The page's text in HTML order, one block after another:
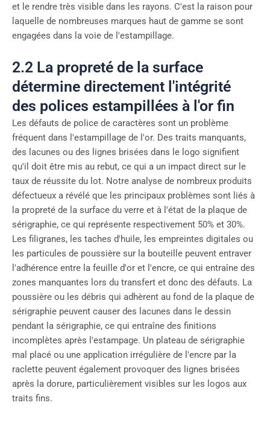
et le rendre très visible dans les rayons. C'est la raison pour
laquelle de nombreuses marques haut de gamme se sont
engagées dans la voie de l'estampillage.
2.2 La propreté de la surface
détermine directement l'intégrité
des polices estampillées à l'or fin
Les défauts de police de caractères sont un problème
fréquent dans l'estampillage de l'or. Des traits manquants,
des lacunes ou des lignes brisées dans le logo signifient
qu'il doit être mis au rebut, ce qui a un impact direct sur le
taux de réussite du lot. Notre analyse de nombreux produits
défectueux a révélé que les principaux problèmes sont liés à
la propreté de la surface du verre et à l'état de la plaque de
sérigraphie, ce qui représente respectivement 50% et 30%.
Les filigranes, les taches d'huile, les empreintes digitales ou
les particules de poussière sur la bouteille peuvent entraver
l'adhérence entre la feuille d'or et l'encre, ce qui entraîne des
zones manquantes lors du transfert et donc des défauts. La
poussière ou les débris qui adhèrent au fond de la plaque de
sérigraphie peuvent causer des lacunes dans le dessin
pendant la sérigraphie, ce qui entraîne des finitions
incomplètes après l'estampage. Un plateau de sérigraphie
mal placé ou une application irrégulière de l'encre par la
raclette peuvent également provoquer des lignes brisées
après la dorure, particulièrement visibles sur les logos aux
traits fins.